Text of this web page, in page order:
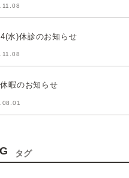
水)休診のお知らせ
暇のお知らせ
タグ